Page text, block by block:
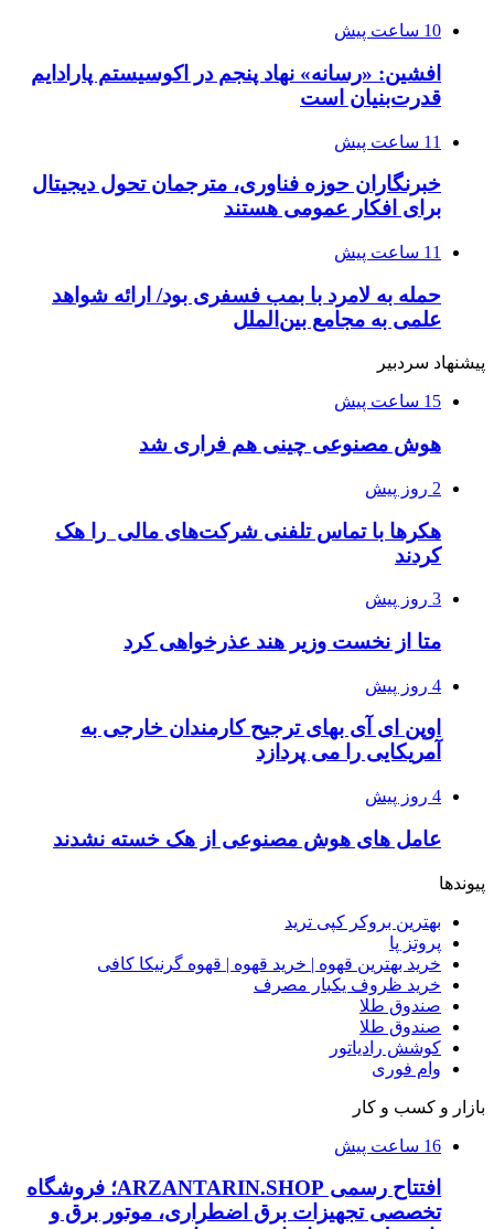
10 ساعت پیش
افشین: «رسانه» نهاد پنجم در اکوسیستم پارادایم
قدرت‌بنیان است
11 ساعت پیش
خبرنگاران حوزه فناوری، مترجمان تحول دیجیتال
برای افکار عمومی هستند
11 ساعت پیش
حمله به لامرد با بمب فسفری بود/ ارائه شواهد
علمی به مجامع بین‌الملل
پیشنهاد سردبیر
15 ساعت پیش
هوش مصنوعی چینی هم فراری شد
2 روز پیش
هکرها با تماس تلفنی شرکت‌های مالی را هک
کردند
3 روز پیش
متا از نخست وزیر هند عذرخواهی کرد
4 روز پیش
اوپن ای آی بهای ترجیح کارمندان خارجی به
آمریکایی را می پردازد
4 روز پیش
عامل های هوش مصنوعی از هک خسته نشدند
پیوندها
بهترین بروکر کپی ترید
پروتز پا
خرید بهترین قهوه | خرید قهوه | قهوه گرنیکا کافی
خرید ظروف یکبار مصرف
صندوق طلا
صندوق طلا
کوشش رادیاتور
وام فوری
بازار و کسب و کار
16 ساعت پیش
افتتاح رسمی ARZANTARIN.SHOP؛ فروشگاه
تخصصی تجهیزات برق اضطراری، موتور برق و